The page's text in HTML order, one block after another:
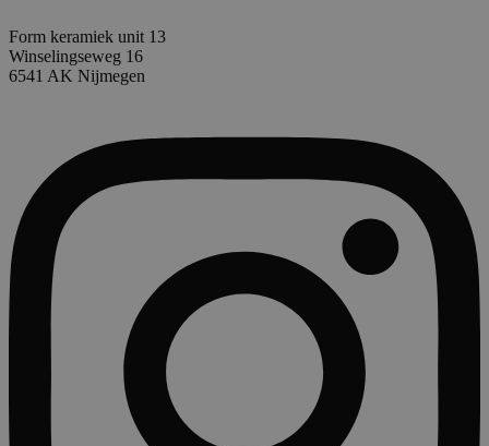
Form keramiek unit 13
Winselingseweg 16
6541 AK Nijmegen